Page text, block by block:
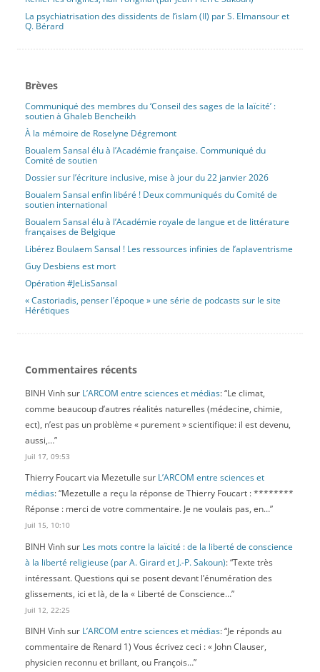
La psychiatrisation des dissidents de l’islam (II) par S. Elmansour et
Q. Bérard
Brèves
Communiqué des membres du ‘Conseil des sages de la laïcité’ :
soutien à Ghaleb Bencheikh
À la mémoire de Roselyne Dégremont
Boualem Sansal élu à l’Académie française. Communiqué du
Comité de soutien
Dossier sur l’écriture inclusive, mise à jour du 22 janvier 2026
Boualem Sansal enfin libéré ! Deux communiqués du Comité de
soutien international
Boualem Sansal élu à l’Académie royale de langue et de littérature
françaises de Belgique
Libérez Boulaem Sansal ! Les ressources infinies de l’aplaventrisme
Guy Desbiens est mort
Opération #JeLisSansal
« Castoriadis, penser l’époque » une série de podcasts sur le site
Hérétiques
Commentaires récents
BINH Vinhsur L’ARCOM entre sciences et médias: “Le climat,
comme beaucoup d’autres réalités naturelles (médecine, chimie,
ect), n’est pas un problème « purement » scientifique: il est devenu,
aussi,…”
Juil 17, 09:53
Thierry Foucart via Mezetulle sur L’ARCOM entre sciences et
médias: “Mezetulle a reçu la réponse de Thierry Foucart : ********
Réponse : merci de votre commentaire. Je ne voulais pas, en…”
Juil 15, 10:10
BINH Vinhsur Les mots contre la laïcité : de la liberté de conscience
à la liberté religieuse (par A. Girard et J.-P. Sakoun): “Texte très
intéressant. Questions qui se posent devant l’énumération des
glissements, ici et là, de la « Liberté de Conscience…”
Juil 12, 22:25
BINH Vinhsur L’ARCOM entre sciences et médias: “Je réponds au
commentaire de Renard 1) Vous écrivez ceci : « John Clauser,
physicien reconnu et brillant, ou François…”